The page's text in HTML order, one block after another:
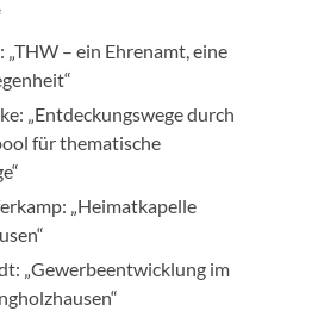
„THW – ein Ehrenamt, eine
„Entdeckungswege durch
für thematische
„Heimatkapelle
„Gewerbeentwicklung im